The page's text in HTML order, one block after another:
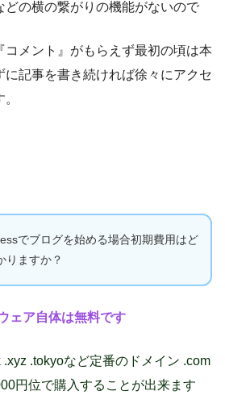
どの横の繋がりの機能がないので
コメント』がもらえず最初の頃は本
に記事を書き続ければ徐々にアクセ
でブログを始める場合初期費用はど
りますか？
ェア自体は無料です
.tokyoなど定番のドメイン .com
円位で購入することが出来ます